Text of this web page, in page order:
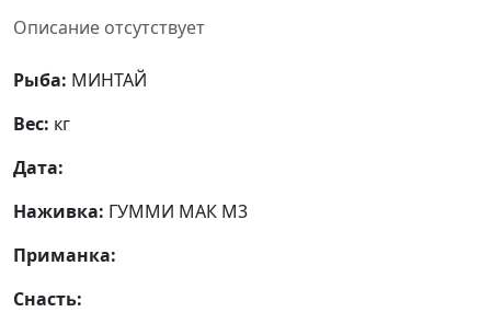
Описание отсутствует
Рыба: МИНТАЙ
Вес: кг
Дата:
Наживка: ГУММИ МАК М3
Приманка:
Снасть: